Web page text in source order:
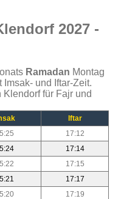
2027 -
Ramadan Montag
und Iftar-Zeit.
für Fajr und
Iftar
17:12
17:14
17:15
17:17
17:19